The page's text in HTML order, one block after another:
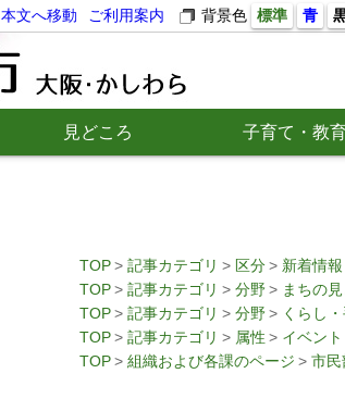
本文へ移動 ご利用案内 背景色 標準 青
見どころ 子育て・教
TOP 記事カテゴリ 区分
新着情報
TOP
記事カテゴリ 分野 まちの
TOP
記事カテゴリ 分野 くらし
TOP
記事カテゴリ 属性
イベント
TOP
組織および各課のページ 市民